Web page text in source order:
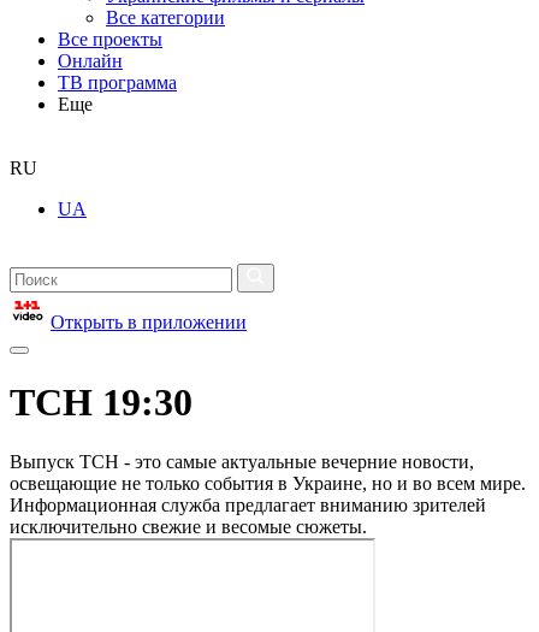
Все категории
Все проекты
Онлайн
ТВ программа
Еще
RU
UA
Открыть в приложении
ТСН 19:30
Выпуск ТСН - это самые актуальные вечерние новости,
освещающие не только события в Украине, но и во всем мире.
Информационная служба предлагает вниманию зрителей
исключительно свежие и весомые сюжеты.